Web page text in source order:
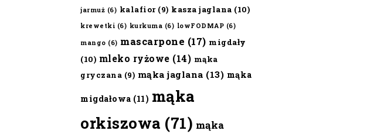
jarmuż (6) kalafior(9) kasza jaglana (10)
krewetki (6) kurkuma (6) lowFODMAP (6)
mango (6) mascarpone (17) migdały
(10) mleko ryżowe (14) mąka
gryczana (9) mąka jaglana (13) mąka
migdałowa (11) mąka
orkiszowa (71) mąka